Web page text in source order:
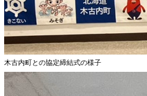
木古内町との協定締結式の様子